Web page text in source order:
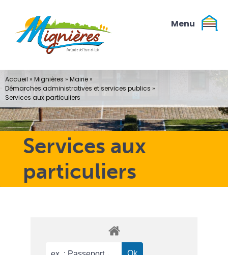
contenu
Services aux
particuliers
Accueil » Mignières » Mairie»
Démarches administratives et services publics »
Services aux particuliers